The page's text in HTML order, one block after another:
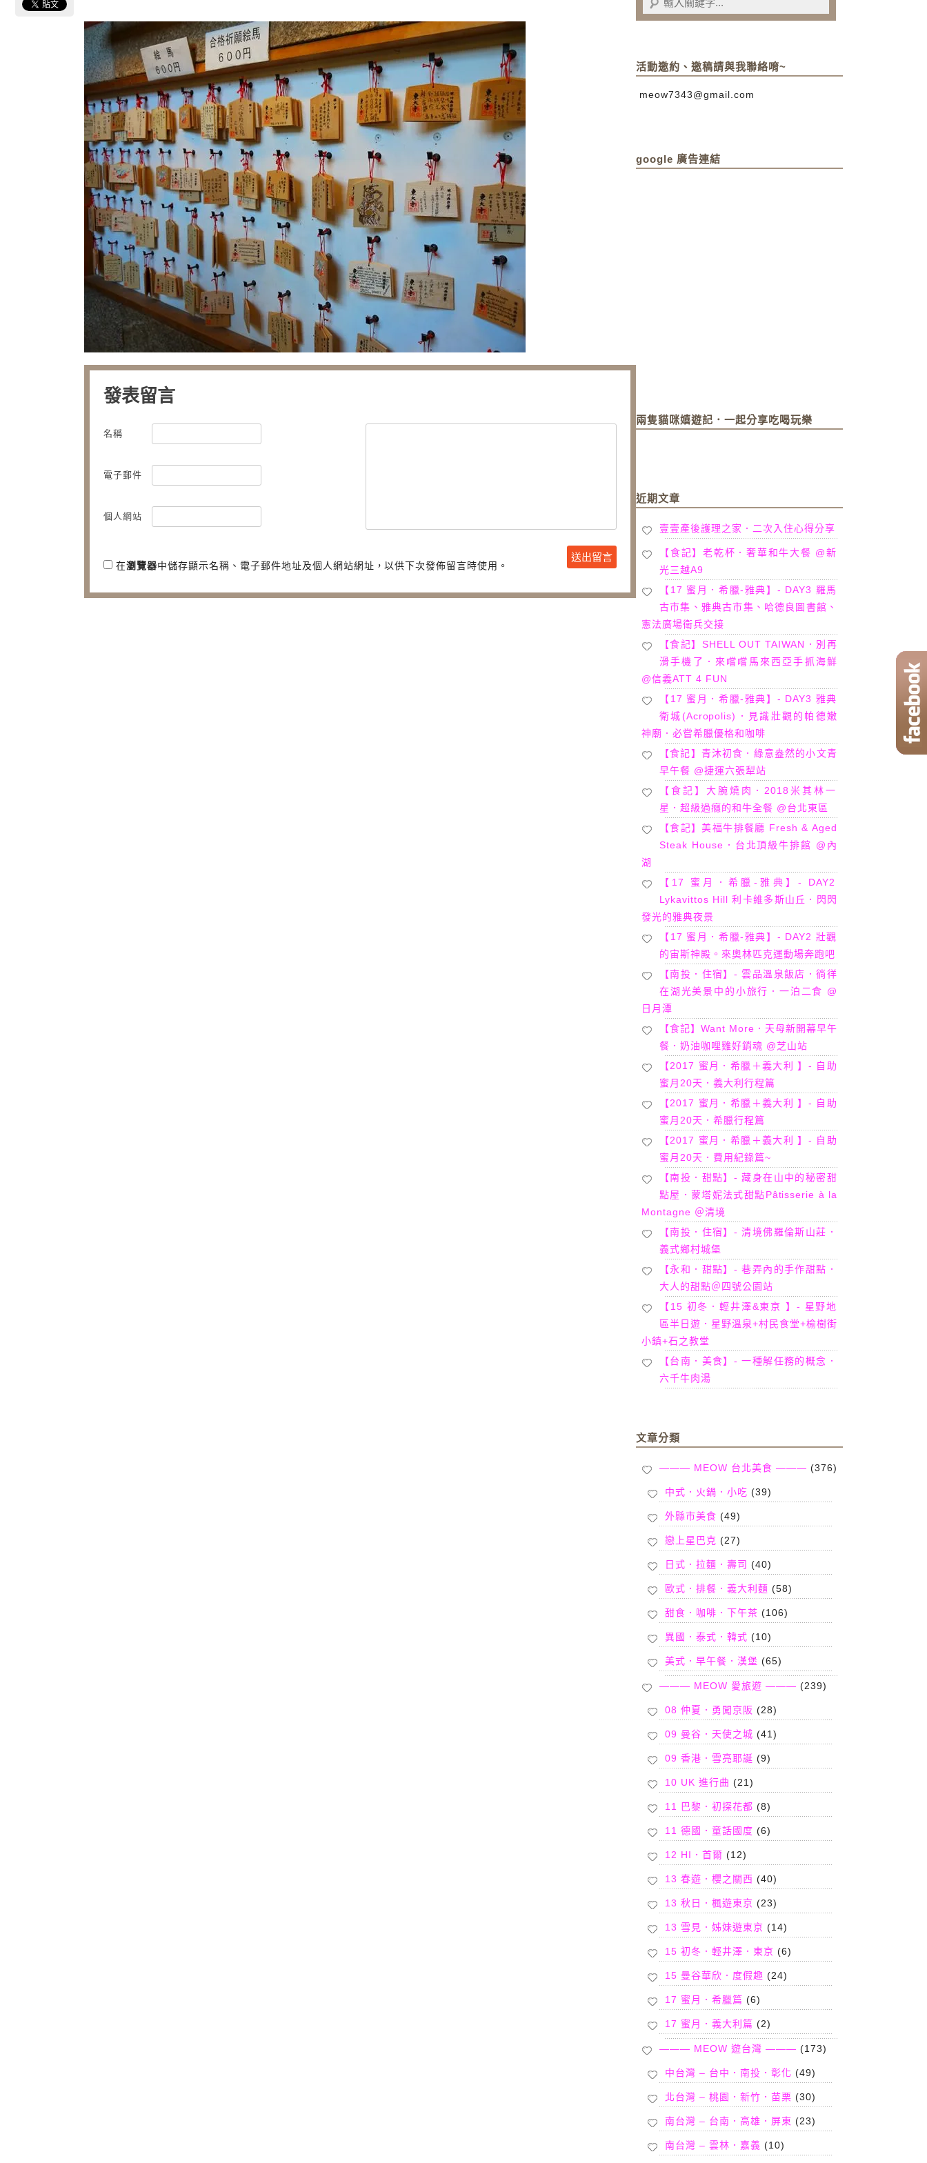
發表留言
名稱
電子郵件
個人網站
在瀏覽器中儲存顯示名稱、電子郵件地址及個人網站網址，以供下次發佈留言時使用。
活動邀約、邀稿請與我聯絡唷~
meow7343@gmail.com
google 廣告連結
兩隻貓咪嬉遊記．一起分享吃喝玩樂
近期文章
壹壹產後護理之家．二次入住心得分享
【食記】老乾杯．奢華和牛大餐 @新
光三越A9
【17 蜜月．希臘-雅典】- DAY3 羅馬
古市集、雅典古市集、哈德良圖書館、
憲法廣場衛兵交接
【食記】SHELL OUT TAIWAN．別再
滑手機了．來嚐嚐馬來西亞手抓海鮮
@信義ATT 4 FUN
【17 蜜月．希臘-雅典】- DAY3 雅典
衛城(Acropolis)．見識壯觀的帕德嫩
神廟．必嘗希臘優格和咖啡
【食記】青沐初食．綠意盎然的小文青
早午餐 @捷運六張犁站
【食記】大腕燒肉．2018米其林一
星．超級過癮的和牛全餐 @台北東區
【食記】美福牛排餐廳 Fresh & Aged
Steak House．台北頂級牛排館 @內
湖
【17 蜜月．希臘-雅典】- DAY2
Lykavittos Hill 利卡維多斯山丘．閃閃
發光的雅典夜景
【17 蜜月．希臘-雅典】- DAY2 壯觀
的宙斯神殿。來奧林匹克運動場奔跑吧
【南投．住宿】- 雲品溫泉飯店．徜徉
在湖光美景中的小旅行．一泊二食 @
日月潭
【食記】Want More．天母新開幕早午
餐．奶油咖哩雞好銷魂 @芝山站
【2017 蜜月．希臘＋義大利 】- 自助
蜜月20天．義大利行程篇
【2017 蜜月．希臘＋義大利 】- 自助
蜜月20天．希臘行程篇
【2017 蜜月．希臘＋義大利 】- 自助
蜜月20天．費用紀錄篇~
【南投．甜點】- 藏身在山中的秘密甜
點屋．蒙塔妮法式甜點Pâtisserie à la
Montagne ＠清境
【南投．住宿】- 清境佛羅倫斯山莊．
義式鄉村城堡
【永和．甜點】- 巷弄內的手作甜點．
大人的甜點＠四號公園站
【15 初冬．輕井澤&東京 】- 星野地
區半日遊．星野溫泉+村民食堂+榆樹街
小鎮+石之教堂
【台南．美食】- 一種解任務的概念．
六千牛肉湯
文章分類
——— MEOW 台北美食 ——— (376)
中式．火鍋．小吃 (39)
外縣市美食 (49)
戀上星巴克 (27)
日式．拉麵．壽司 (40)
歐式．排餐．義大利麵 (58)
甜食．咖啡．下午茶 (106)
異國．泰式．韓式 (10)
美式．早午餐．漢堡 (65)
——— MEOW 愛旅遊 ——— (239)
08 仲夏．勇闖京阪 (28)
09 曼谷．天使之城 (41)
09 香港．雪亮耶誕 (9)
10 UK 進行曲 (21)
11 巴黎．初探花都 (8)
11 德國．童話國度 (6)
12 HI．首爾 (12)
13 春遊．櫻之關西 (40)
13 秋日．楓遊東京 (23)
13 雪見．姊妹遊東京 (14)
15 初冬．輕井澤．東京 (6)
15 曼谷華欣．度假趣 (24)
17 蜜月．希臘篇 (6)
17 蜜月．義大利篇 (2)
——— MEOW 遊台灣 ——— (173)
中台灣 – 台中．南投．彰化 (49)
北台灣 – 桃園．新竹．苗栗 (30)
南台灣 – 台南．高雄．屏東 (23)
南台灣 – 雲林．嘉義 (10)